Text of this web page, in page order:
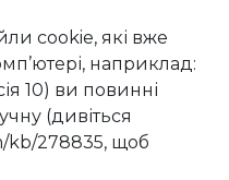
cookie, які вже
наприклад:
10) ви повинні
(дивіться
kb/278835, щоб